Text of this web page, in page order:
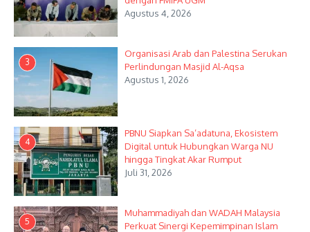
Agustus 4, 2026
3
Organisasi Arab dan Palestina Serukan
Perlindungan Masjid Al-Aqsa
Agustus 1, 2026
4
PBNU Siapkan Sa’adatuna, Ekosistem
Digital untuk Hubungkan Warga NU
hingga Tingkat Akar Rumput
Juli 31, 2026
5
Muhammadiyah dan WADAH Malaysia
Perkuat Sinergi Kepemimpinan Islam